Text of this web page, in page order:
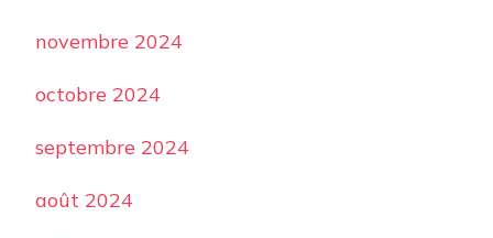
novembre 2024
octobre 2024
septembre 2024
août 2024